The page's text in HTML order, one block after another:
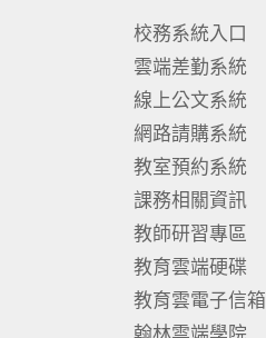
校務系統入口
雲端差勤系統
線上公文系統
網路請購系統
教室預約系統
課務相關資訊
教師研習專區
教育雲端硬碟
教育雲電子信箱